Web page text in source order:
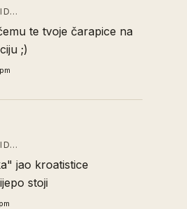
te tvoje čarapice na
;)
jao kroatistice
stoji